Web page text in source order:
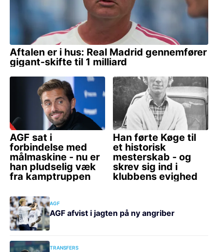
AGF
AGF afvist i jagten på ny angriber
TRANSFERS